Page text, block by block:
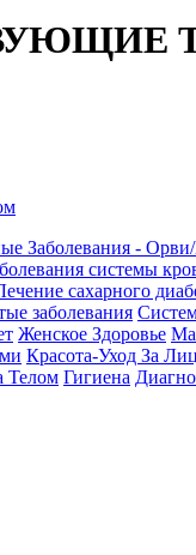
Заболевания -
системы
сахарного
заболевания
Женское Здоровье
Красота-Уход За
Телом Гигиена